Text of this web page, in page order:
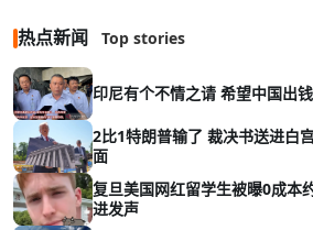
热点新闻 Top stories
印尼有个不情之请 希望中国出
2比1特朗普输了 裁决书送进白
面
复旦美国网红留学生被曝0成本
进发声